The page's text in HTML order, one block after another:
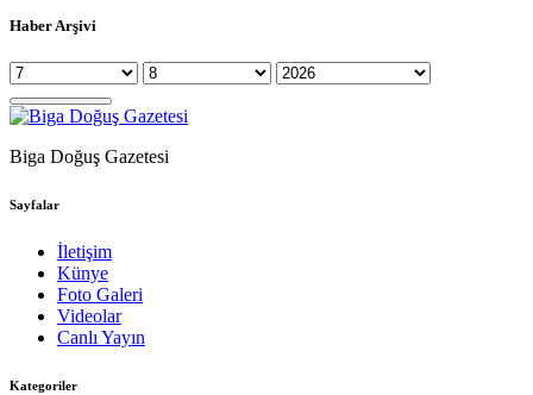
Haber Arşivi
Biga Doğuş Gazetesi
Sayfalar
İletişim
Künye
Foto Galeri
Videolar
Canlı Yayın
Kategoriler